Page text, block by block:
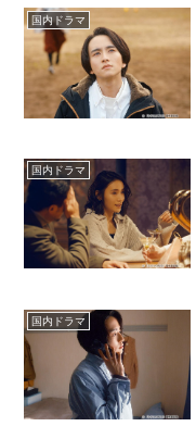
国内ドラマ
国内ドラマ
国内ドラマ